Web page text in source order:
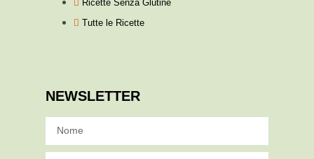
Ricette Senza Glutine
Tutte le Ricette
NEWSLETTER